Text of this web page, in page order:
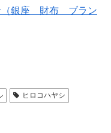
（銀座 財布 ブラン
ヒロコハヤシ